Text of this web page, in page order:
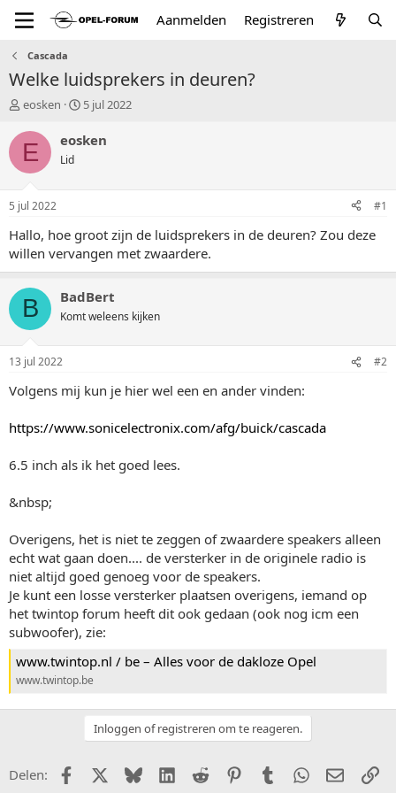
Aanmelden Registreren
Cascada
Welke luidsprekers in deuren?
T
p
a
r
t
e
eosken
S
a
u
5 jul 2022
E eosken
Lid
5 jul 2022 #1
Hallo, hoe groot zijn de luidsprekers in de deuren? Zou deze
willen vervangen met zwaardere.
B BadBert
Komt weleens kijken
13 jul 2022 #2
Volgens mij kun je hier wel een en ander vinden:
https://www.sonicelectronix.com/afg/buick/cascada
6.5 inch als ik het goed lees.
&nbsp;
Overigens, het is niet te zeggen of zwaardere speakers alleen
echt wat gaan doen.... de versterker in de originele radio is
niet altijd goed genoeg voor de speakers.
Je kunt een losse versterker plaatsen overigens, iemand op
het twintop forum heeft dit ook gedaan (ook nog icm een
subwoofer), zie:
www.twintop.nl / be – Alles voor de dakloze Opel
www.twintop.be
Inloggen of registreren om te reageren.
Delen: FacebookX (Twitter)
BlueskyLinkedIn
Reddit PinterestTumblr WhatsApp
E-mail